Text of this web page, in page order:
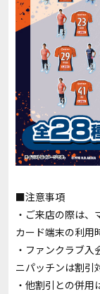
■注意事項
・ご来店の際は
カード端末の利用
・ファンクラブ
ニパッチンは割引
・他割引との併用